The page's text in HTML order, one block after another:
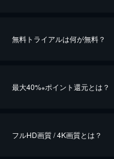
無料トライアルは何が無料？
最大40%※ポイント還元とは？
フルHD画質 / 4K画質とは？